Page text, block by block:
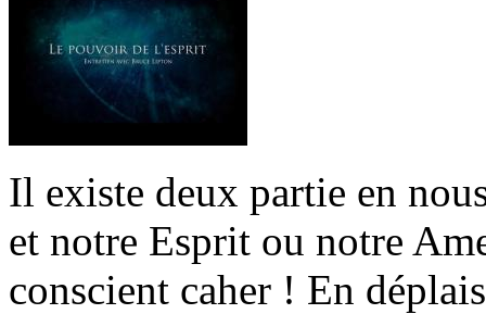
Il existe deux partie en
et notre Esprit ou notre
conscient caher ! En